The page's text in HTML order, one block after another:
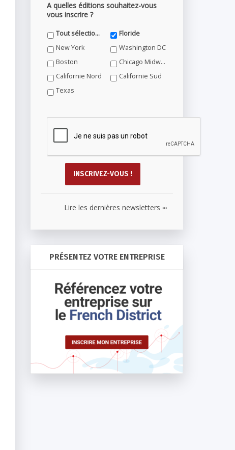
A quelles éditions souhaitez-vous
vous inscrire ?
Tout sélectionner
Floride
New York
Washington DC
Boston
Chicago Midwest
Californie Nord
Californie Sud
Texas
Lire les dernières newsletters ...
PRÉSENTEZ VOTRE ENTREPRISE